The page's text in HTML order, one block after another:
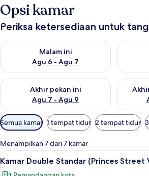
Opsi kamar
Periksa ketersediaan untuk
Malam ini
Agu 6 - Agu 7
Periksa ketersediaan untuk malam iniPeriksa
Akhir pekan ini
Agu 7 - Agu 9
Periksa ketersediaan untuk akhir pekan
Periksa
Filter
tersedia
untuk
kamar
Semua kamar 1 tempat tidur 2 tempat tidur
Menampilkan 7 dari 7 kamar
Lihat
semua
Kamar
7
Kamar Double Standar (Princes Street